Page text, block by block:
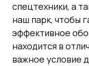
спецтехники, а
наш парк, чтобы
эффективное
находится в
важное условие